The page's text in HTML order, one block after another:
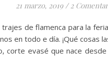
21 marzo, 2019 / 2
de flamenca para la
en todo e día. ¡Qué cosas
evasé que nace